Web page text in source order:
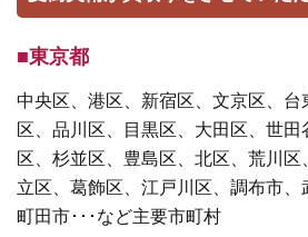
■東京都
中央区、港区、新宿区、文京区、台
区、品川区、目黒区、大田区、世
区、杉並区、豊島区、北区、荒川区
立区、葛飾区、江戸川区、調布市、
町田市･･･など主要市町村